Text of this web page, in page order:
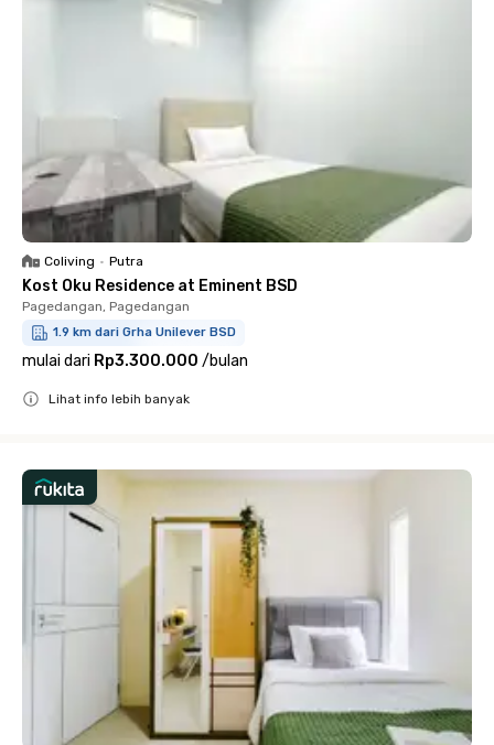
Coliving • Putra
Kost Oku Residence at Eminent BSD
Pagedangan, Pagedangan
1.9 km dari Grha Unilever BSD
mulai dari Rp3.300.000 /bulan
Lihat info lebih banyak